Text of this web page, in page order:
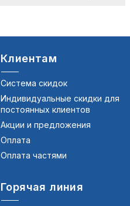
Клиентам
Система скидок
Индивидуальные скидки для
постоянных клиентов
Акции и предложения
Оплата
Оплата частями
Горячая линия